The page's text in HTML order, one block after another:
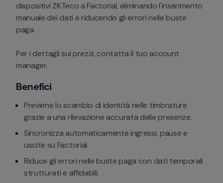
dispositivi ZKTeco a Factorial, eliminando l'inserimento
manuale dei dati e riducendo gli errori nelle buste
paga.
Per i dettagli sui prezzi, contatta il tuo account
manager.
Benefici
Previene lo scambio di identità nelle timbrature
grazie a una rilevazione accurata delle presenze.
Sincronizza automaticamente ingressi, pause e
uscite su Factorial.
Riduce gli errori nelle buste paga con dati temporali
strutturati e affidabili.